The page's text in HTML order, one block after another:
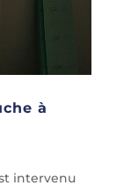
à
intervenu